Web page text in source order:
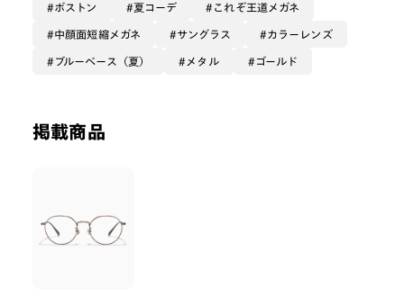
てとります！！👑
好きとしてとても喜んでおります🤩
なんといっても、どんなレンズにも合わせやすいのがこ
のフレームの凄いところ！
ボストン 夏コーデ これぞ王道メガネ
中顔面短縮メガネ サングラス カラーレンズ
ブルーベース（夏） メタル ゴールド
掲載商品